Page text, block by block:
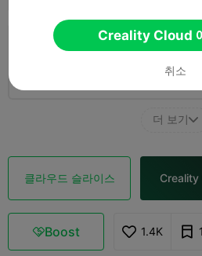
PLA, 0.2mm layer,
16h 25m
더 보기
클라우드 슬라이스 Creality
Boost 1.4K
Creality Cloud
취소